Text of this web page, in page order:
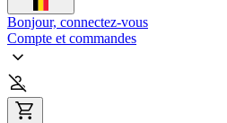
Bonjour, connectez-vous
Compte et commandes